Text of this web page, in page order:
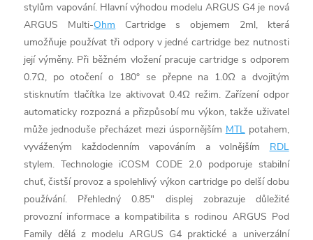
stylům vapování. Hlavní výhodou modelu ARGUS G4 je nová
ARGUS Multi-Ohm Cartridge s objemem 2ml, která
umožňuje používat tři odpory v jedné cartridge bez nutnosti
její výměny. Při běžném vložení pracuje cartridge s odporem
0.7Ω, po otočení o 180° se přepne na 1.0Ω a dvojitým
stisknutím tlačítka lze aktivovat 0.4Ω režim. Zařízení odpor
automaticky rozpozná a přizpůsobí mu výkon, takže uživatel
může jednoduše přecházet mezi úspornějším MTLpotahem,
vyváženým každodenním vapováním a volnějším RDL
stylem. Technologie iCOSM CODE 2.0 podporuje stabilní
chuť, čistší provoz a spolehlivý výkon cartridge po delší dobu
používání. Přehledný 0.85" displej zobrazuje důležité
provozní informace a kompatibilita s rodinou ARGUS Pod
Family dělá z modelu ARGUS G4 praktické a univerzální